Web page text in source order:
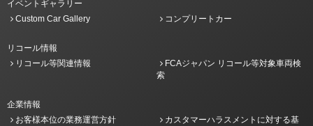
イベントギャラリー
Custom Car Gallery
コンプリートカー
リコール情報
リコール等関連情報
FCAジャパン リコール等対象車両検
索
企業情報
お客様本位の業務運営方針
カスタマーハラスメントに対する基